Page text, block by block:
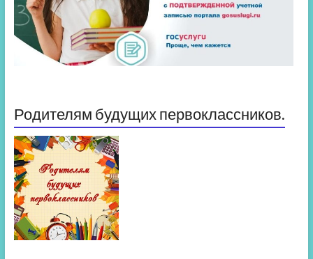
Родителям будущих первоклассников.